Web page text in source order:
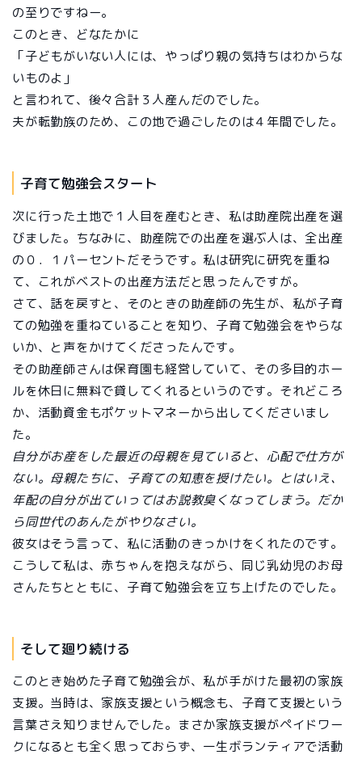
の至りですねー。
このとき、どなたかに
「子どもがいない人には、やっぱり親の気持ちはわからな
いものよ」
と言われて、後々合計３人産んだのでした。
夫が転勤族のため、この地で過ごしたのは４年間でした。
子育て勉強会スタート
次に行った土地で１人目を産むとき、私は助産院出産を選
びました。ちなみに、助産院での出産を選ぶ人は、全出産
の０．１パーセントだそうです。私は研究に研究を重ね
て、これがベストの出産方法だと思ったんですが。
さて、話を戻すと、そのときの助産師の先生が、私が子育
ての勉強を重ねていることを知り、子育て勉強会をやらな
いか、と声をかけてくださったんです。
その助産師さんは保育園も経営していて、その多目的ホー
ルを休日に無料で貸してくれるというのです。それどころ
か、活動資金もポケットマネーから出してくださいまし
た。
自分がお産をした最近の母親を見ていると、心配で仕方が
ない。母親たちに、子育ての知恵を授けたい。とはいえ、
年配の自分が出ていってはお説教臭くなってしまう。だか
ら同世代のあんたがやりなさい。
彼女はそう言って、私に活動のきっかけをくれたのです。
こうして私は、赤ちゃんを抱えながら、同じ乳幼児のお母
さんたちとともに、子育て勉強会を立ち上げたのでした。
そして廻り続ける
このとき始めた子育て勉強会が、私が手がけた最初の家族
支援。当時は、家族支援という概念も、子育て支援という
言葉さえ知りませんでした。まさか家族支援がペイドワー
クになるとも全く思っておらず、一生ボランティアで活動